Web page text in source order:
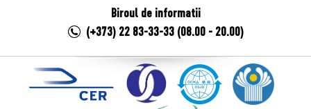
Biroul de informatii
(+373) 22 83-33-33 (08.00 - 20.00)